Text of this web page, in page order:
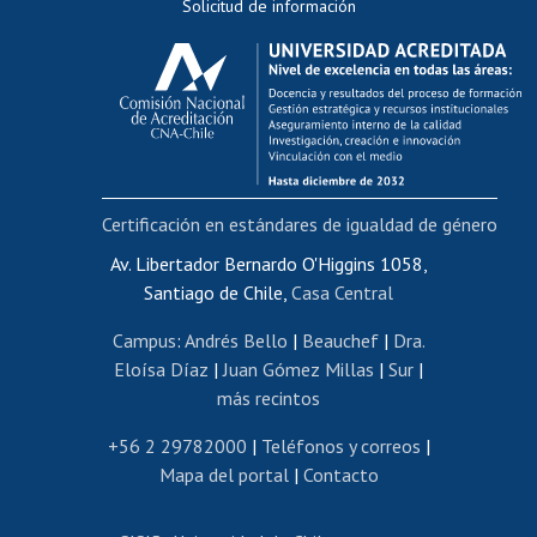
Evaluación docente
Calificación académica
Postulación al AUCAI
Funcionarias/os
Cursos internos de capacitación
Bienestar del personal
Portal de movilidad interna
Certificado de renta
Certificado de renta honorarios
Editar páginas blancas
Extranjeras/os
Revalidación y reconocimiento de títulos
Postulación al Programa de Movilidad Estudiantil
Solicitud de información
Av. Libertador Bernardo O'Higgins 1058,
Santiago de Chile, Casa Central
Campus: Andrés Bello | Beauchef| Dra.
Eloísa Díaz | Juan Gómez Millas | Sur |
más recintos
+56 2 29782000 | Teléfonos y correos |
Mapa del portal| Contacto
Certificación en estándares de igualdad de género